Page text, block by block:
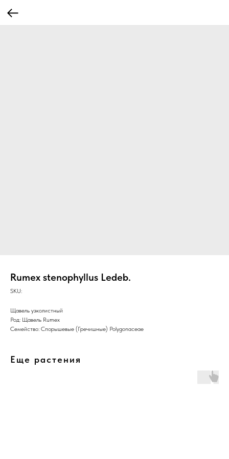
Rumex stenophyllus Ledeb.
SKU:
Щавель узколистный
Род: Щавель Rumex
Семейство: Спорышевые (Гречишные) Polygonaceae
Еще растения